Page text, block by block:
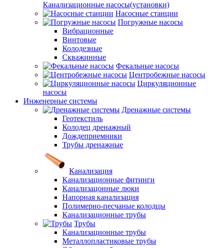
Канализационные насосы(установки)
Насосные станции
Погружные насосы
Вибрационные
Винтовые
Колодезные
Скважинные
Фекальные насосы
Центробежные насосы
Циркуляционные
насосы
Инженерные системы
Дренажные системы
Геотекстиль
Колодец дренажный
Дождеприемники
Трубы дренажные
Канализация
Канализационные фитинги
Канализацонные люки
Напорная канализация
Полимерно-песчаные колодцы
Канализационные трубы
Трубы
Канализационные трубы
Металлопластиковые трубы